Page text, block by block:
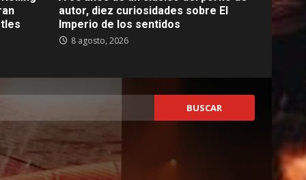
autor, diez curiosidades sobre El
Imperio de los sentidos
8 agosto, 2026